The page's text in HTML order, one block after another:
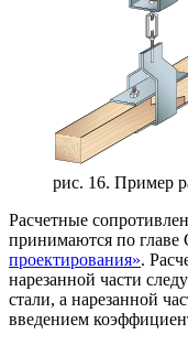
рис. 16. Пример
Расчетные
принимаются по
проектирования».
нарезанной части
стали, а нарезанной
введением